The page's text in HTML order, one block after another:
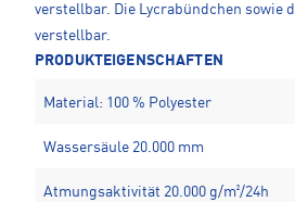
verstellbar. Die Lycrabündchen sowie
verstellbar.
PRODUKTEIGENSCHAFTEN
Material: 100 % Polyester
Wassersäule 20.000 mm
Atmungsaktivität 20.000 g/m²/24h